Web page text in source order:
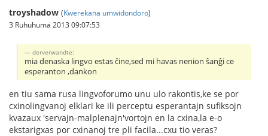
troyshadow (Kwerekana umwidondoro)
3 Ruhuhuma 2013 09:07:53
derverwandte:
mia denaska lingvo estas ĉine,sed mi havas nenion ŝanĝi ce
esperanton ,dankon
en tiu sama rusa lingvoforumo unu ulo rakontis,ke se por
cxinolingvanoj elklari ke ili perceptu esperantajn sufiksojn
kvazaux 'servajn-malplenajn'vortojn en la cxina,la e-o
ekstarigxas por cxinanoj tre pli facila...cxu tio veras?